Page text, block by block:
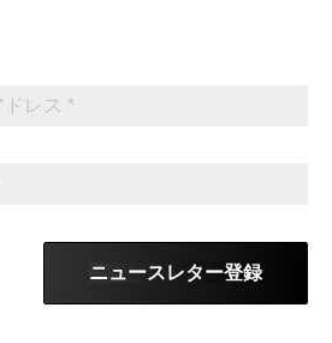
ニュースレター登録